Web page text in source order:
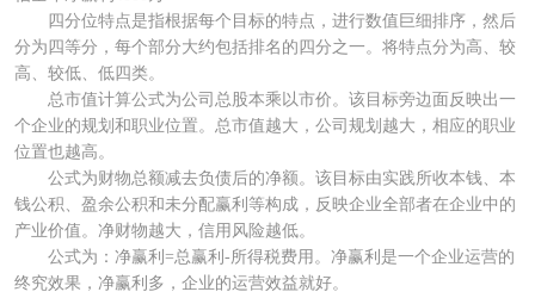
四分位特点是指根据每个目标的特点，进行数值巨细排序，然后
分为四等分，每个部分大约包括排名的四分之一。将特点分为高、较
高、较低、低四类。
总市值计算公式为公司总股本乘以市价。该目标旁边面反映出一
个企业的规划和职业位置。总市值越大，公司规划越大，相应的职业
位置也越高。
公式为财物总额减去负债后的净额。该目标由实践所收本钱、本
钱公积、盈余公积和未分配赢利等构成，反映企业全部者在企业中的
产业价值。净财物越大，信用风险越低。
公式为：净赢利=总赢利-所得税费用。净赢利是一个企业运营的
终究效果，净赢利多，企业的运营效益就好。